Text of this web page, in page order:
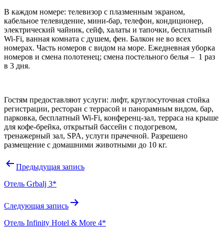
В каждом номере: телевизор с плазменным экраном,
кабельное телевидение, мини-бар, телефон, кондиционер,
электрический чайник, сейф, халаты и тапочки, бесплатный
Wi-Fi, ванная комната с душем, фен. Балкон не во всех
номерах. Часть номеров с видом на море. Ежедневная уборка
номеров и смена полотенец; смена постельного белья – 1 раз
в 3 дня.
Гостям предоставляют услуги: лифт, круглосуточная стойка
регистрации, ресторан с террасой и панорамным видом, бар,
парковка, бесплатный Wi-Fi, конференц-зал, терраса на крыше
для кофе-брейка, открытый бассейн с подогревом,
тренажерный зал, SPA, услуги прачечной. Разрешено
размещение с домашними животными до 10 кг.
Навигация
записям
Предыдущая запись
Отель Grbalj 3*
Следующая запись
Отель Infinity Hotel & More 4*